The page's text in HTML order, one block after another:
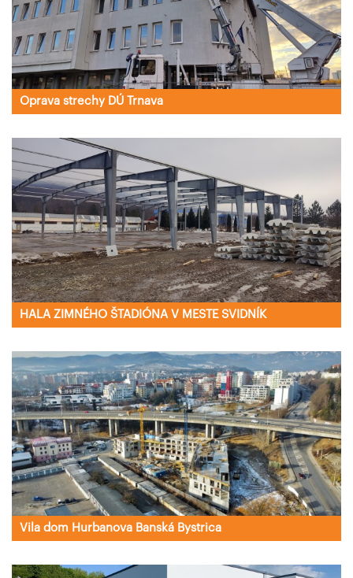
Oprava strechy DÚ Trnava
HALA ZIMNÉHO ŠTADIÓNA V MESTE SVIDNÍK
Vila dom Hurbanova Banská Bystrica